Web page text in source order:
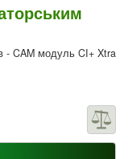
- CAM модуль CI+ Xtra